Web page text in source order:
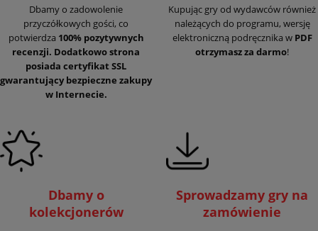
Dbamy o zadowolenie
przyczółkowych gości, co
potwierdza 100% pozytywnych
recenzji. Dodatkowo strona
posiada certyfikat SSL
gwarantujący bezpieczne zakupy
w Internecie.
Kupując gry od wydawców również
należących do programu, wersję
elektroniczną podręcznika w PDF
otrzymasz za darmo!
Dbamy o
kolekcjonerów
Sprowadzamy gry na
zamówienie